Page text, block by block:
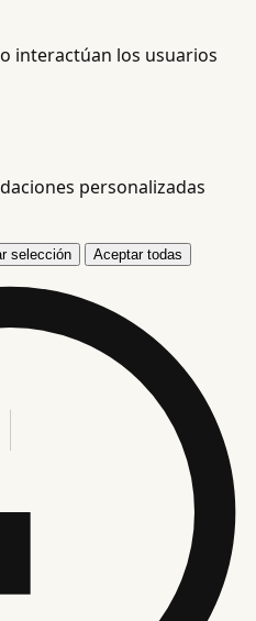
interactúan los usuarios
personalizadas
selección Aceptar todas